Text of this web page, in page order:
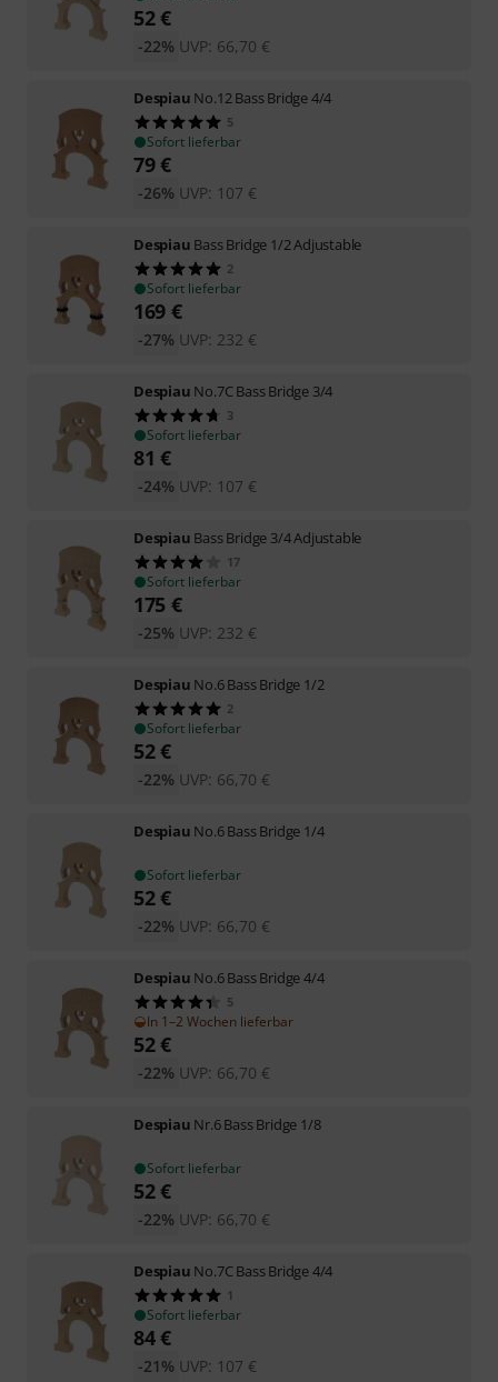
52€
UVP: 66,70 €
-22%
Despiau No.12 Bass Bridge 4/4
5
Sofort lieferbar
79€
UVP: 107 €
-26%
Despiau Bass Bridge 1/2 Adjustable
2
Sofort lieferbar
169 €
UVP: 232 €
-27%
Despiau No.7C Bass Bridge 3/4
3
Sofort lieferbar
81 €
UVP: 107 €
-24%
Despiau Bass Bridge 3/4 Adjustable
17
Sofort lieferbar
175 €
UVP: 232 €
-25%
Despiau No.6 Bass Bridge 1/2
2
Sofort lieferbar
52€
UVP: 66,70 €
-22%
Despiau No.6 Bass Bridge 1/4
Sofort lieferbar
52€
UVP: 66,70 €
-22%
Despiau No.6 Bass Bridge 4/4
5
In 1–2 Wochen lieferbar
52€
UVP: 66,70 €
-22%
Despiau Nr.6 Bass Bridge 1/8
Sofort lieferbar
52€
UVP: 66,70 €
-22%
Despiau No.7C Bass Bridge 4/4
1
Sofort lieferbar
84€
UVP: 107 €
-21%